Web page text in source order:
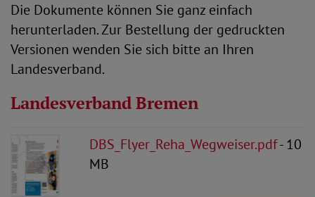
Die Dokumente können Sie ganz einfach
herunterladen. Zur Bestellung der gedruckten
Versionen wenden Sie sich bitte an Ihren
Landesverband.
Landesverband Bremen
DBS_Flyer_Reha_Wegweiser.pdf- 10
MB